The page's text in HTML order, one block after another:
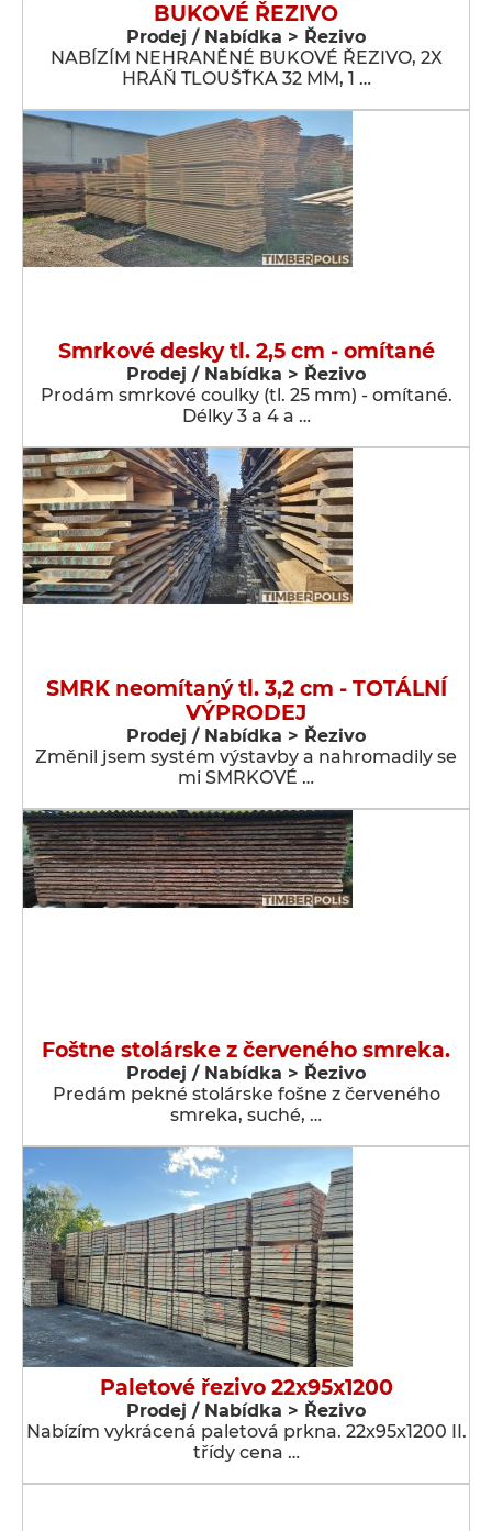
BUKOVÉ ŘEZIVO
Prodej / Nabídka > Řezivo
NABÍZÍM NEHRANĚNÉ BUKOVÉ ŘEZIVO, 2X
HRÁŇ TLOUŠŤKA 32 MM, 1 …
Smrkové desky tl. 2,5 cm - omítané
Prodej / Nabídka > Řezivo
Prodám smrkové coulky (tl. 25 mm) - omítané.
Délky 3 a 4 a …
SMRK neomítaný tl. 3,2 cm - TOTÁLNÍ
VÝPRODEJ
Prodej / Nabídka > Řezivo
Změnil jsem systém výstavby a nahromadily se
mi SMRKOVÉ …
Foštne stolárske z červeného smreka.
Prodej / Nabídka > Řezivo
Predám pekné stolárske fošne z červeného
smreka, suché, …
Paletové řezivo 22x95x1200
Prodej / Nabídka > Řezivo
Nabízím vykrácená paletová prkna. 22x95x1200 II.
třídy cena …